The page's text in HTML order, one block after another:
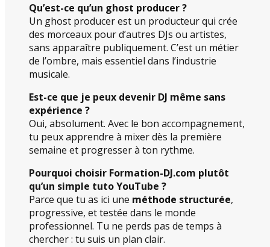
Qu’est-ce qu’un ghost producer ?
Un ghost producer est un producteur qui crée
des morceaux pour d’autres DJs ou artistes,
sans apparaître publiquement. C’est un métier
de l’ombre, mais essentiel dans l’industrie
musicale.
Est-ce que je peux devenir DJ même sans
expérience ?
Oui, absolument. Avec le bon accompagnement,
tu peux apprendre à mixer dès la première
semaine et progresser à ton rythme.
Pourquoi choisir Formation-DJ.com plutôt
qu’un simple tuto YouTube ?
Parce que tu as ici une méthode structurée,
progressive, et testée dans le monde
professionnel. Tu ne perds pas de temps à
chercher : tu suis un plan clair.